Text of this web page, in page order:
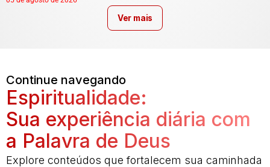
Ver mais
Continue navegando
Espiritualidade:
Sua experiência diária com
a Palavra de Deus
Explore conteúdos que fortalecem sua caminhada